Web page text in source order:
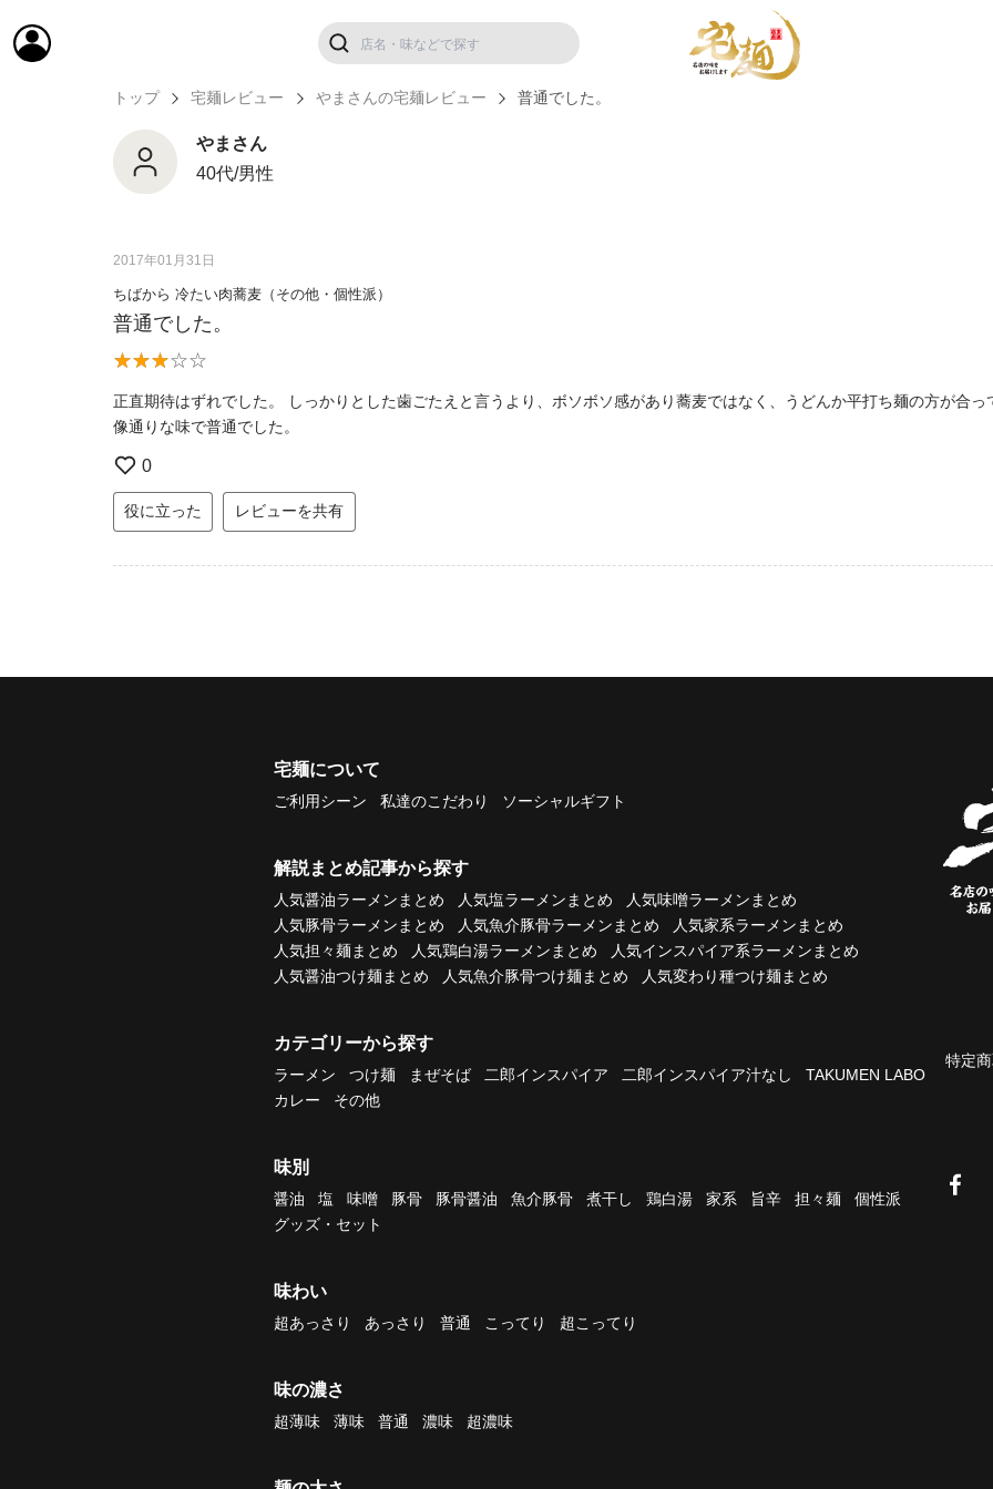
トップ 宅麺レビュー やまさんの宅麺レビュー 普通でした。
やまさん
40代/男性
2017年01月31日
ちばから 冷たい肉蕎麦（その他・個性派）
普通でした。
正直期待はずれでした。 しっかりとした歯ごたえと言うより、ボソボソ感があり蕎麦ではなく、うどんか平打ち麺の方が合
像通りな味で普通でした。
0
役に立った レビューを共有
宅麺について
ご利用シーン 私達のこだわり ソーシャルギフト
解説まとめ記事から探す
人気醤油ラーメンまとめ 人気塩ラーメンまとめ
人気味噌ラーメンまとめ
人気豚骨ラーメンまとめ
人気魚介豚骨ラーメンまとめ
人気家系ラーメンまとめ
人気担々麺まとめ
人気鶏白湯ラーメンまとめ
人気インスパイア系ラーメンまとめ
人気醤油つけ麺まとめ
人気魚介豚骨つけ麺まとめ 人気変わり種つけ麺まとめ
カテゴリーから探す
ラーメン つけ麺 まぜそば 二郎インスパイア 二郎インスパイア汁なし
TAKUMEN LABO
カレー
その他
味別
醤油 塩 味噌 豚骨 豚骨醤油 魚介豚骨 煮干し 鶏白湯 家系 旨辛 担々麺
個性派
グッズ・セット
味わい
超あっさり あっさり 普通 こってり 超こってり
味の濃さ
超薄味 薄味 普通 濃味 超濃味
特定